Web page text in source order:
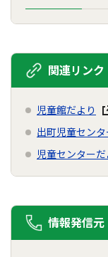
関連リンク
児童館だより
出町児童センタ
児童センターだ
情報発信元